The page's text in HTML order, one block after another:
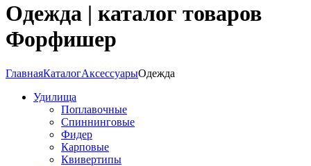
Одежда | каталог товаров
Форфишер
ГлавнаяКаталогАксессуарыОдежда
Удилища
Поплавочные
Спиннинговые
Фидер
Карповые
Квивертипы